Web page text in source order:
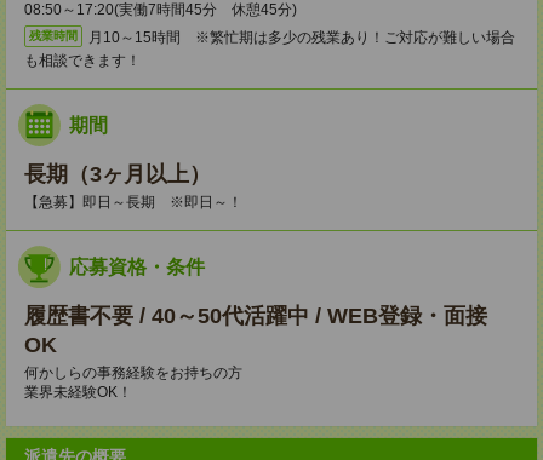
08:50～17:20(実働7時間45分 休憩45分)
残業時間
月10～15時間 ※繁忙期は多少の残業あり！ご対応が難しい場合
も相談できます！
期間
長期（3ヶ月以上）
【急募】即日～長期 ※即日～！
応募資格・条件
履歴書不要 / 40～50代活躍中 / WEB登録・面接
OK
何かしらの事務経験をお持ちの方
業界未経験OK！